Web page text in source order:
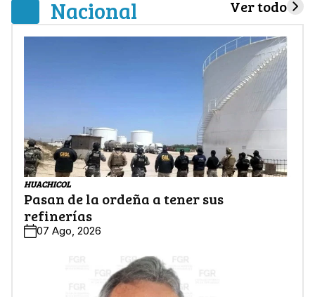
Nacional Ver todo
HUACHICOL
Pasan de la ordeña a tener sus
refinerías
07 Ago, 2026